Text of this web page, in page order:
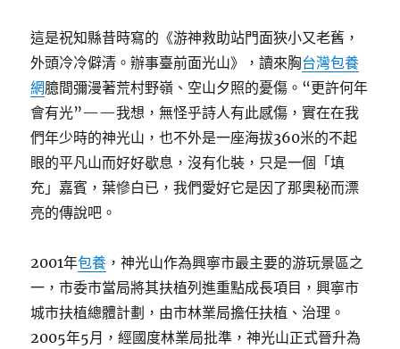
這是祝知縣昔時寫的《游神救助站門面狹小又老舊，
外頭冷冷僻清。辦事臺前面光山》，讀來胸台灣包養
網臆間彌漫著荒村野嶺、空山夕照的憂傷。“更許何年
會有光”——我想，無怪乎詩人有此感傷，實在在我
們年少時的神光山，也不外是一座海拔360米的不起
眼的平凡山而好好歇息，沒有化裝，只是一個「填
充」嘉賓，葉慘白已，我們愛好它是因了那奧秘而漂
亮的傳說吧。
2001年包養 ，神光山作為興寧市最主要的游玩景區之
一，市委市當局將其扶植列進重點成長項目，興寧市
城市扶植總體計劃，由市林業局擔任扶植、治理。
2005年5月，經國度林業局批準，神光山正式晉升為